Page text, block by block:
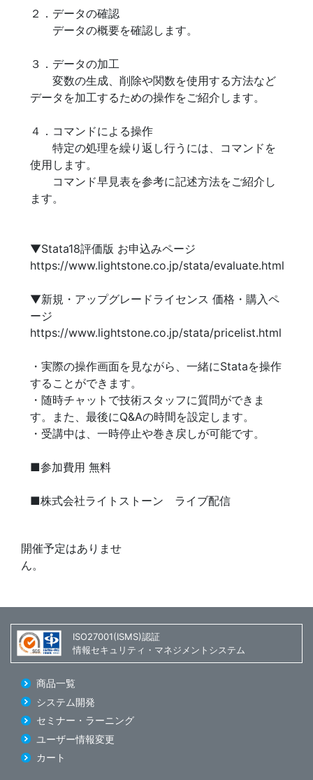
２．データの確認
データの概要を確認します。
３．データの加工
変数の生成、削除や関数を使用する方法など
データを加工するための操作をご紹介します。
４．コマンドによる操作
特定の処理を繰り返し行うには、コマンドを
使用します。
コマンド早見表を参考に記述方法をご紹介し
ます。
▼Stata18評価版 お申込みページ
https://www.lightstone.co.jp/stata/evaluate.html
▼新規・アップグレードライセンス 価格・購入ペ
ージ
https://www.lightstone.co.jp/stata/pricelist.html
・実際の操作画面を見ながら、一緒にStataを操作
することができます。
・随時チャットで技術スタッフに質問ができま
す。また、最後にQ&Aの時間を設定します。
・受講中は、一時停止や巻き戻しが可能です。
■参加費用 無料
■株式会社ライトストーン ライブ配信
開催予定はありませ
ん。
ISO27001(ISMS)認証
情報セキュリティ・マネジメントシステム
商品一覧
システム開発
セミナー・ラーニング
ユーザー情報変更
カート